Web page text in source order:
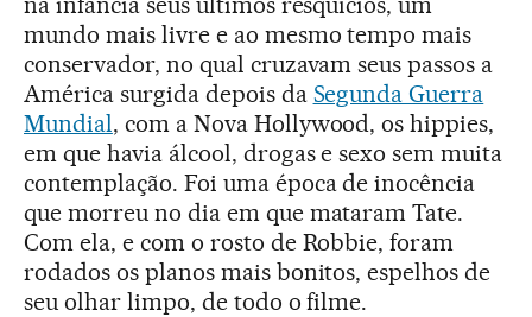
mundo mais livre e ao mesmo tempo mais
conservador, no qual cruzavam seus passos a
América surgida depois da Segunda Guerra
Mundial, com a Nova Hollywood, os hippies,
em que havia álcool, drogas e sexo sem muita
contemplação. Foi uma época de inocência
que morreu no dia em que mataram Tate.
Com ela, e com o rosto de Robbie, foram
rodados os planos mais bonitos, espelhos de
seu olhar limpo, de todo o filme.